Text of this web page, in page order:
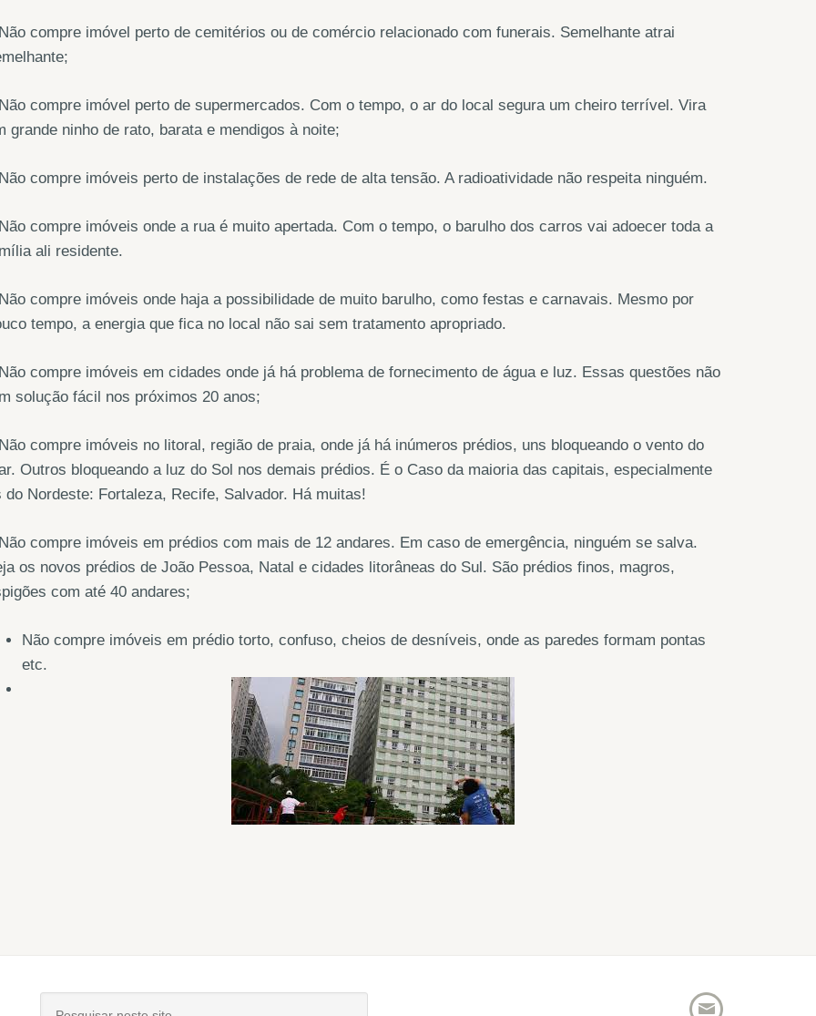
compre imóvel perto de cemitérios ou de comércio relacionado com funerais. Semelhante atrai
compre imóvel perto de supermercados. Com o tempo, o ar do local segura um cheiro terrível. Vira
grande ninho de rato, barata e mendigos à noite;
compre imóveis perto de instalações de rede de alta tensão. A radioatividade não respeita ninguém.
compre imóveis onde a rua é muito apertada. Com o tempo, o barulho dos carros vai adoecer toda a
ali residente.
compre imóveis onde haja a possibilidade de muito barulho, como festas e carnavais. Mesmo por
tempo, a energia que fica no local não sai sem tratamento apropriado.
compre imóveis em cidades onde já há problema de fornecimento de água e luz. Essas questões não
solução fácil nos próximos 20 anos;
compre imóveis no litoral, região de praia, onde já há inúmeros prédios, uns bloqueando o vento do
Outros bloqueando a luz do Sol nos demais prédios. É o Caso da maioria das capitais, especialmente
do Nordeste: Fortaleza, Recife, Salvador. Há muitas!
compre imóveis em prédios com mais de 12 andares. Em caso de emergência, ninguém se salva.
os novos prédios de João Pessoa, Natal e cidades litorâneas do Sul. São prédios finos, magros,
com até 40 andares;
Não compre imóveis em prédio torto, confuso, cheios de desníveis, onde as paredes formam pontas
etc.